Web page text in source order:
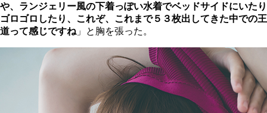
や、ランジェリー風の下着っぽい水着でベッドサイドにいたり
ゴロゴロしたり、これぞ、これまで５３枚出してきた中での王
道って感じですね 」と胸を張った。